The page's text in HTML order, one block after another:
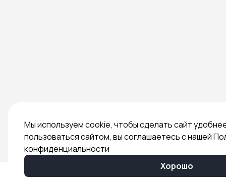
Мы используем cookie, чтобы сделать сайт
пользоваться сайтом, вы соглашаетесь с нашей
конфиденциальности
Хорошо